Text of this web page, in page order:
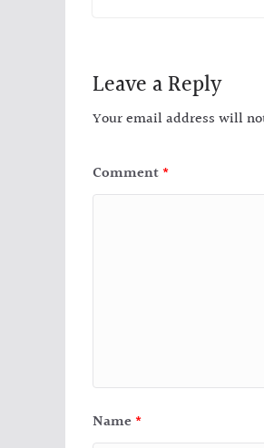
Leave a Reply
Your email address will
Comment *
Name *